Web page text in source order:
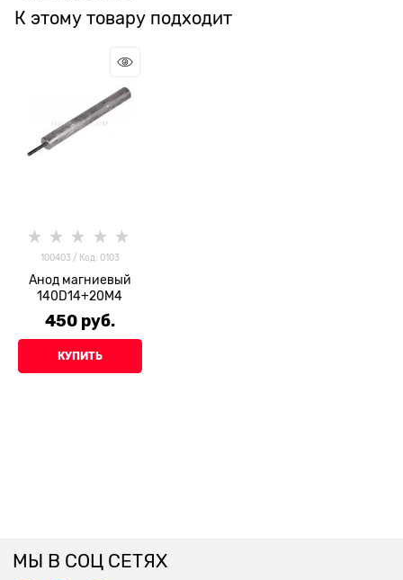
К этому товару подходит
100403 / Код: 0103
Анод магниевый
140D14+20M4
450 руб.
КУПИТЬ
МЫ В СОЦ СЕТЯХ